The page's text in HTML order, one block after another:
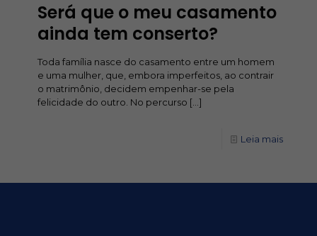
Será que o meu casamento
ainda tem conserto?
Toda família nasce do casamento entre um homem
e uma mulher, que, embora imperfeitos, ao contrair
o matrimônio, decidem empenhar-se pela
felicidade do outro. No percurso […]
Leia mais